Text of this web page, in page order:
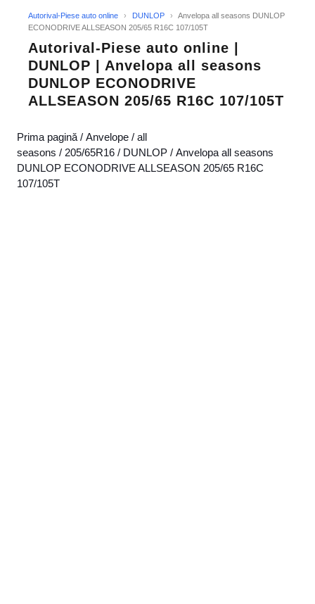
Autorival-Piese auto online › DUNLOP ›
Anvelopa all seasons DUNLOP
ECONODRIVE ALLSEASON 205/65 R16C 107/105T
Autorival-Piese auto online |
DUNLOP | Anvelopa all seasons
DUNLOP ECONODRIVE
ALLSEASON 205/65 R16C 107/105T
Prima pagină / Anvelope / all
seasons / 205/65R16 / DUNLOP / Anvelopa all seasons
DUNLOP ECONODRIVE ALLSEASON 205/65 R16C
107/105T